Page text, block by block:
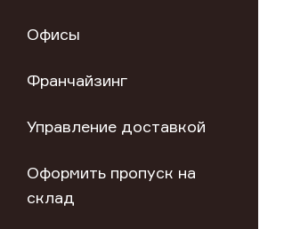
Офисы
Франчайзинг
Управление доставкой
Оформить пропуск на
склад